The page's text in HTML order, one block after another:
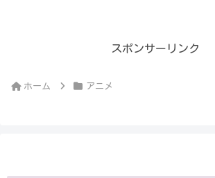
スポンサーリンク
ホーム アニメ